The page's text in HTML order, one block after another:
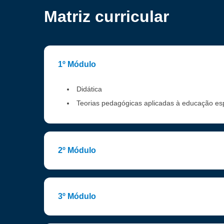
Matriz curricular
1º Módulo
Didática
Teorias pedagógicas aplicadas à educação
2º Módulo
3º Módulo